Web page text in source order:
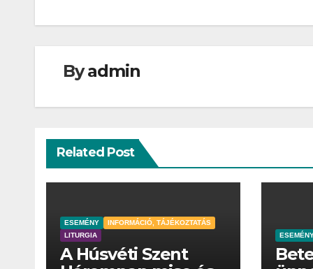
Byadmin
Related Post
ESEMÉNY
INFORMÁCIÓ, TÁJÉKOZTATÁS
LITURGIA
A Húsvéti Szent